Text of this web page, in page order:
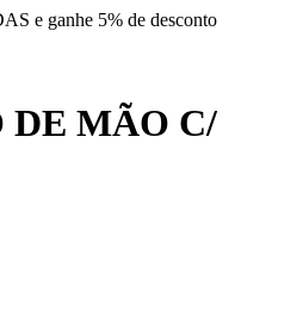
e ganhe 5% de desconto
DE MÃO C/